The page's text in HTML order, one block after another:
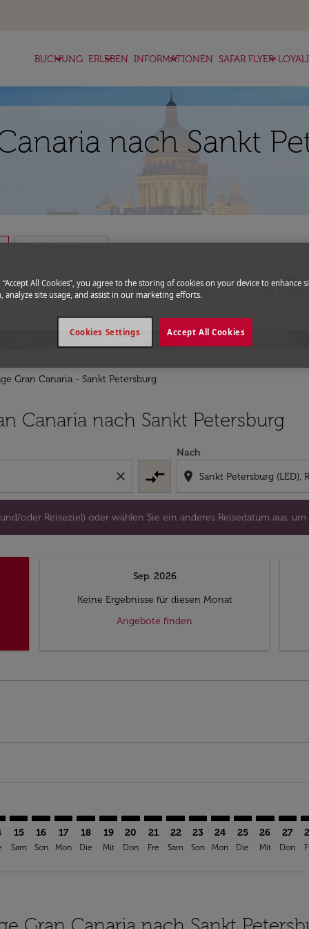
BUCHUNG
keyboard_arrow_down ERLEBEN
keyboard_arrow_down INFORMATIONEN
keyboard_arrow_down SAFAR FLYER-
keyboard_arrow_down
nach Sankt
expand_more
close
Abflug
fc-booking-departure-date-aria-
14/08/2026
today
fc-
Gran Canaria - Sankt Petersburg
Canaria nach Sankt Petersburg
close compare_arrows
Nach
location_on
oder Reiseziel) oder wählen Sie ein anderes Reisedatum aus,
und/oder Reiseziel) oder wählen Sie ein anderes
Sep. 2026
Keine Ergebnisse für diesen Monat
Angebote finden
15
Sam
16
Son
17
Mon
18
Die
19
Mit
LPA–LED: cmp-view-offers-
20
Don
LPA–LED: cmp-view-offers-
21
Fre
LPA–LED: cmp-view-
22
Sam
LPA–LED: cmp-view-
23
Son
LPA–LED: cmp-
24
Mon
LPA–LED:
25
Die
26
Mit
27
Don
“Accept All Cookies”, you agree to the storing of cookies on your device to enhance
analyze site usage, and assist in our marketing efforts.
Accept All Cookies
Cookies Settings